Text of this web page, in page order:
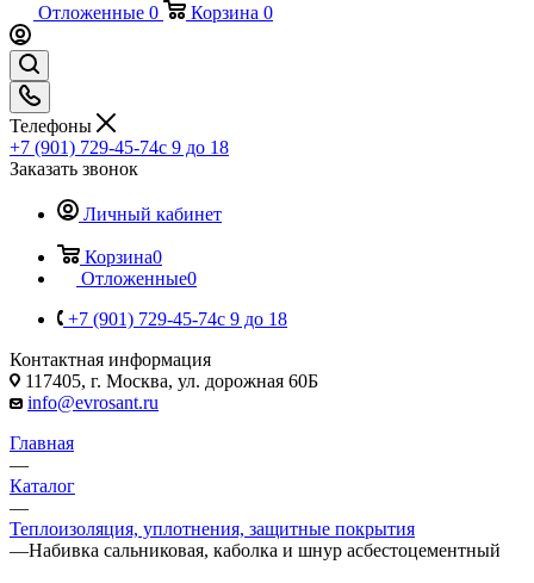
Отложенные 0 Корзина 0
Телефоны
+7 (901) 729-45-74c 9 до 18
Заказать звонок
Личный кабинет
Корзина0
Отложенные0
+7 (901) 729-45-74c 9 до 18
Контактная информация
117405, г. Москва, ул. дорожная 60Б
info@evrosant.ru
Главная
—
Каталог
—
Теплоизоляция, уплотнения, защитные покрытия
—Набивка сальниковая, каболка и шнур асбестоцементный